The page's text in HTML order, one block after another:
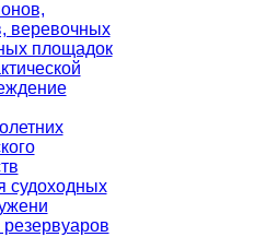
веревочных
площадок
судоходных